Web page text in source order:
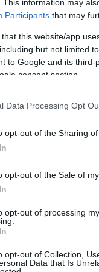
This information may
Participants that may
that this website/app
but not limited
to Google and its
consent section.
Data Processing Opt
opt-out of the Sharing
opt-out of the Sale of
opt-out of processing
opt-out of Collection,
Data that Is
Il genitore è
classi delle
Le classi prima e
di un contatto avuto
LOIRI PORTO SAN PAOLO
Via ai test
studenti delle
I test a Loiri Porto
per gli alunni e gli
Porto San Paolo.
CRONACA 9 DICEMBRE